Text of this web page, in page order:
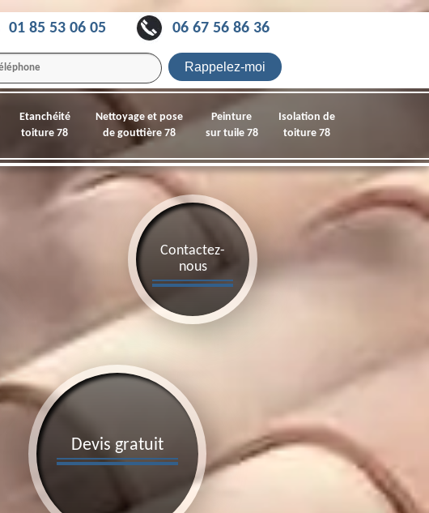
01 85 53 06 05 06 67 56 86 36
Etanchéité
toiture 78
Nettoyage et pose
de gouttière 78
Peinture
sur tuile 78
Isolation de
toiture 78
Devis gratuit
Contactez-
nous